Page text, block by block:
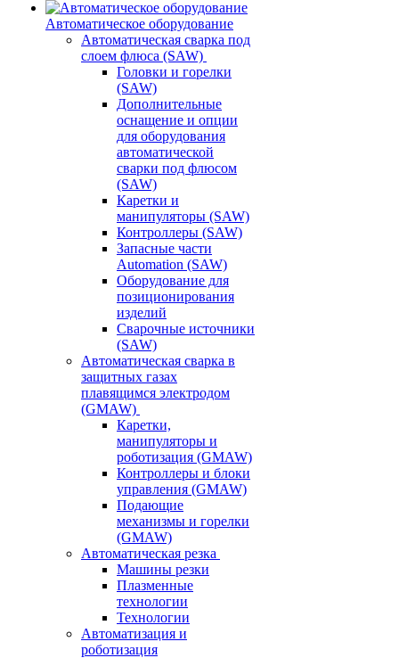
Автоматическое оборудование
Автоматическая сварка под
слоем флюса (SAW)
Головки и горелки
(SAW)
Дополнительные
оснащение и опции
для оборудования
автоматической
сварки под флюсом
(SAW)
Каретки и
манипуляторы (SAW)
Контроллеры (SAW)
Запасные части
Automation (SAW)
Оборудование для
позиционирования
изделий
Сварочные источники
(SAW)
Автоматическая сварка в
защитных газах
плавящимся электродом
(GMAW)
Каретки,
манипуляторы и
роботизация (GMAW)
Контроллеры и блоки
управления (GMAW)
Подающие
механизмы и горелки
(GMAW)
Автоматическая резка
Машины резки
Плазменные
технологии
Технологии
Автоматизация и
роботизация